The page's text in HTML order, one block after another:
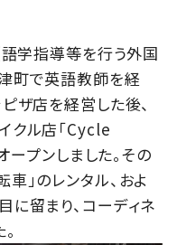
語学指導等を行う外国
町で英語教師を経
ザ店を経営した後、
クル店「Cycle
プンしました。その
」のレンタル、およ
に留まり、コーディネ